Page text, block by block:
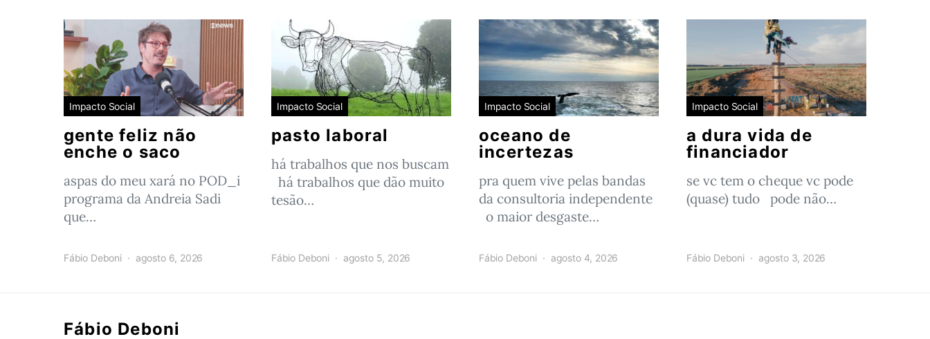
Impacto Social
gente feliz não
enche o saco
aspas do meu xará no POD_i
programa da Andreia Sadi
que…
Fábio Deboni agosto 6, 2026
Impacto Social
pasto laboral
há trabalhos que nos buscam
há trabalhos que dão muito
tesão…
Fábio Deboni agosto 5, 2026
Impacto Social
oceano de
incertezas
pra quem vive pelas bandas
da consultoria independente
o maior desgaste…
Fábio Deboni agosto 4, 2026
Impacto Social
a dura vida de
financiador
se vc tem o cheque vc pode
(quase) tudo pode não…
Fábio Deboni agosto 3, 2026
Fábio Deboni